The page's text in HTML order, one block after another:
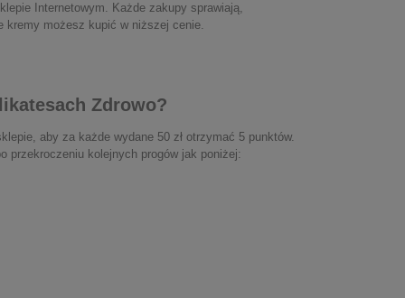
Internetowym. Każde zakupy sprawiają,
kremy możesz kupić w niższej cenie.
Zdrowo?
aby za każde wydane 50 zł otrzymać 5 punktów.
przekroczeniu kolejnych progów jak poniżej: